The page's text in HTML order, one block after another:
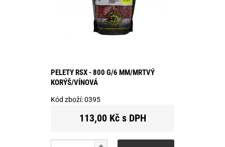
PELETY RSX - 800 G/6 MM/MRTVÝ
KORÝŠ/VÍNOVÁ
Kód zboží:0395
113,00 Kč s DPH